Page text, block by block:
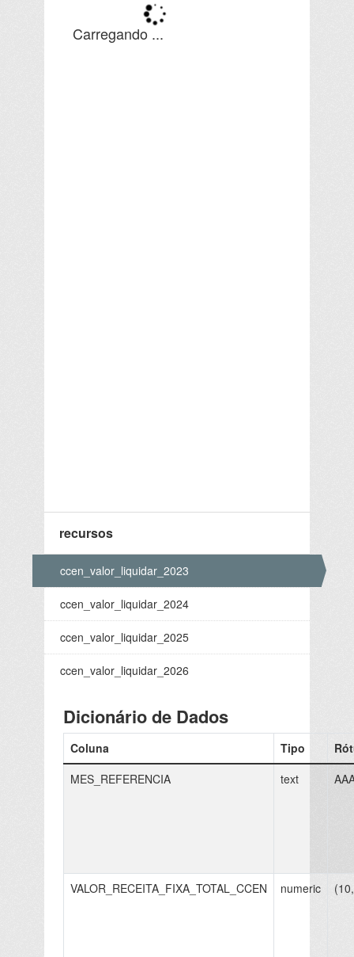
recursos
ccen_valor_liquidar_2023
ccen_valor_liquidar_2024
ccen_valor_liquidar_2025
ccen_valor_liquidar_2026
Dicionário de Dados
Coluna Tipo
MES_REFERENCIA
text
VALOR_RECEITA_FIXA_TOTAL_CCEN numeric